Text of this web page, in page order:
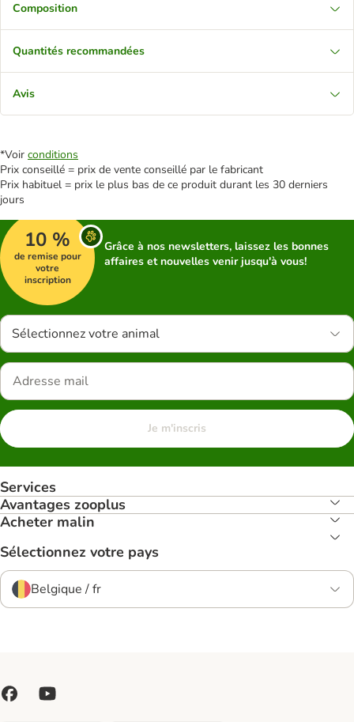
Composition
Quantités recommandées
Avis
*Voir conditions
Prix conseillé = prix de vente conseillé par le fabricant
Prix habituel = prix le plus bas de ce produit durant les 30 derniers
jours
10 %
de remise pour
votre
inscription
Grâce à nos newsletters, laissez les bonnes
affaires et nouvelles venir jusqu'à vous!
Sélectionnez votre animal
Je m'inscris
Services
Avantages zooplus
Acheter malin
Sélectionnez votre pays
Belgique / fr